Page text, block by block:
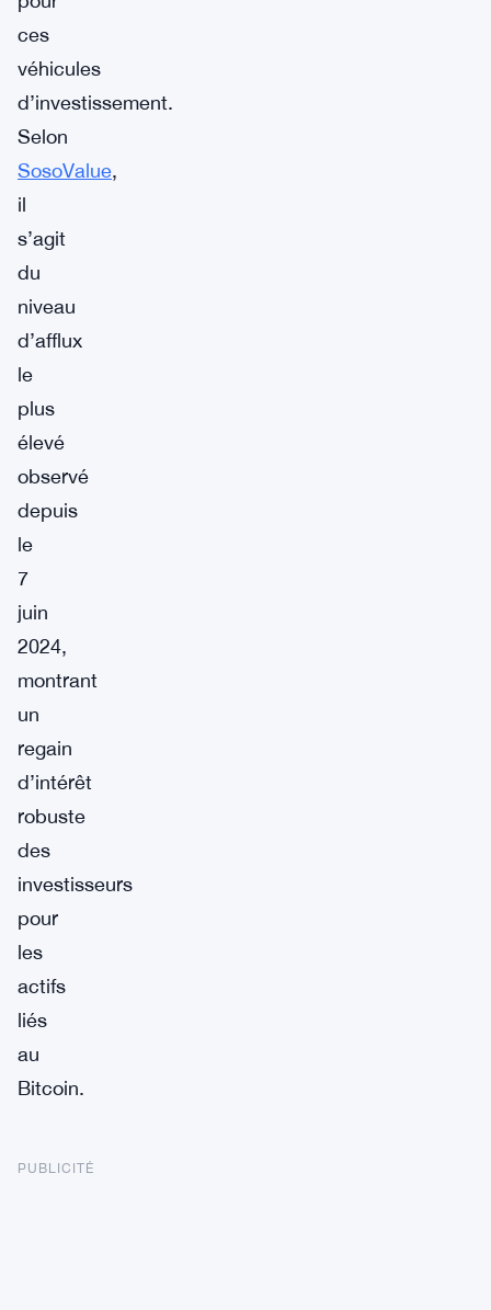
ces
véhicules
d’investissement.
Selon
SosoValue,
il
s’agit
du
niveau
d’afflux
le
plus
élevé
observé
depuis
le
7
juin
2024,
montrant
un
regain
d’intérêt
robuste
des
investisseurs
pour
les
actifs
liés
au
Bitcoin.
PUBLICITÉ